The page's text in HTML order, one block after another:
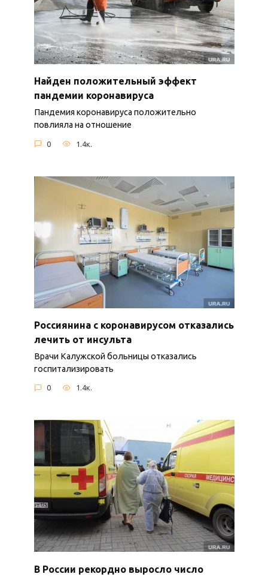
Найден положительный эффект
пандемии коронавируса
Пандемия коронавируса положительно
повлияла на отношение
0 1.4к.
Россиянина с коронавирусом отказались
лечить от инсульта
Врачи Калужской больницы отказались
госпитализировать
0 1.4к.
В России рекордно выросло число